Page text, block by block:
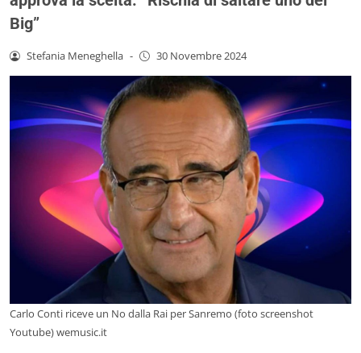
Big”
Stefania Meneghella - 30 Novembre 2024
Carlo Conti riceve un No dalla Rai per Sanremo (foto screenshot
Youtube) wemusic.it